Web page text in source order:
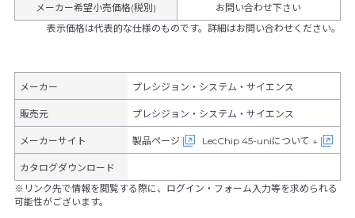
メーカー希望小売価格(税別)
お問い合わせ下さい
表示価格は代表的な仕様のものです。詳細はお問い合わせください。
メーカー プレシジョン・システム・サイエンス
販売元 プレシジョン・システム・サイエンス
メーカーサイト 製品ページ LecChip 45-uniについて ↓
カタログダウンロード
※リンク先で情報を閲覧する際に、ログイン・フォーム入力等を求められる
可能性がございます。